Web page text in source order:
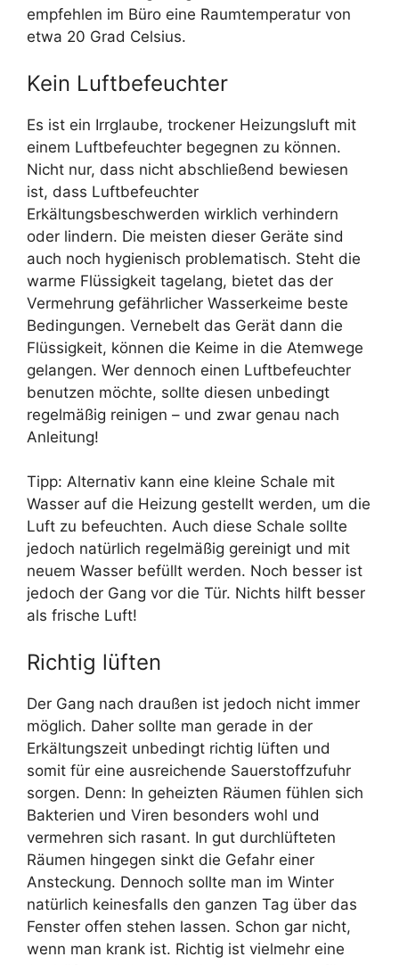
empfehlen im Büro eine Raumtemperatur von
etwa 20 Grad Celsius.
Kein Luftbefeuchter
Es ist ein Irrglaube, trockener Heizungsluft mit
einem Luftbefeuchter begegnen zu können.
Nicht nur, dass nicht abschließend bewiesen
ist, dass Luftbefeuchter
Erkältungsbeschwerden wirklich verhindern
oder lindern. Die meisten dieser Geräte sind
auch noch hygienisch problematisch. Steht die
warme Flüssigkeit tagelang, bietet das der
Vermehrung gefährlicher Wasserkeime beste
Bedingungen. Vernebelt das Gerät dann die
Flüssigkeit, können die Keime in die Atemwege
gelangen. Wer dennoch einen Luftbefeuchter
benutzen möchte, sollte diesen unbedingt
regelmäßig reinigen – und zwar genau nach
Anleitung!
Tipp: Alternativ kann eine kleine Schale mit
Wasser auf die Heizung gestellt werden, um die
Luft zu befeuchten. Auch diese Schale sollte
jedoch natürlich regelmäßig gereinigt und mit
neuem Wasser befüllt werden. Noch besser ist
jedoch der Gang vor die Tür. Nichts hilft besser
als frische Luft!
Richtig lüften
Der Gang nach draußen ist jedoch nicht immer
möglich. Daher sollte man gerade in der
Erkältungszeit unbedingt richtig lüften und
somit für eine ausreichende Sauerstoffzufuhr
sorgen. Denn: In geheizten Räumen fühlen sich
Bakterien und Viren besonders wohl und
vermehren sich rasant. In gut durchlüfteten
Räumen hingegen sinkt die Gefahr einer
Ansteckung. Dennoch sollte man im Winter
natürlich keinesfalls den ganzen Tag über das
Fenster offen stehen lassen. Schon gar nicht,
wenn man krank ist. Richtig ist vielmehr eine